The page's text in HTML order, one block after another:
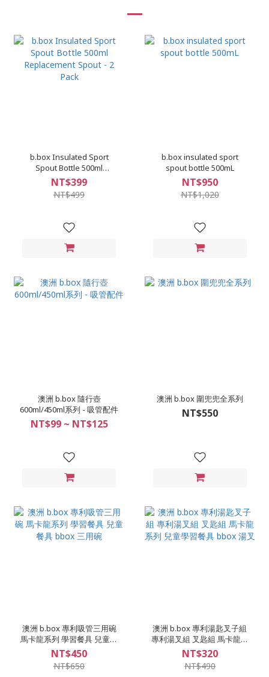
b.box Insulated Sport
Spout Bottle 500ml
Replacement Spout - 2
Pack
NT$399
NT$499
b.box insulated sport
spout bottle 500mL
NT$950
NT$1,020
澳洲 b.box 隨行壺
600ml/450ml系列 - 吸管配件
NT$99 ~ NT$125
澳洲 b.box 圍兜兜全系列
NT$550
澳洲 b.box 專利吸管三用碗
馬卡龍系列 學習餐具 兒童餐
具 bbox 三用碗
NT$450
NT$650
澳洲 b.box 專利湯匙叉子組
專利湯叉組 叉匙組 馬卡龍系
列 兒童學習餐具 bbox 湯叉
NT$320
NT$490